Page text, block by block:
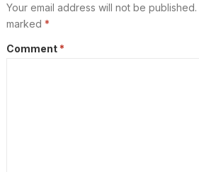
Your email address will not be published.
marked *
Comment *